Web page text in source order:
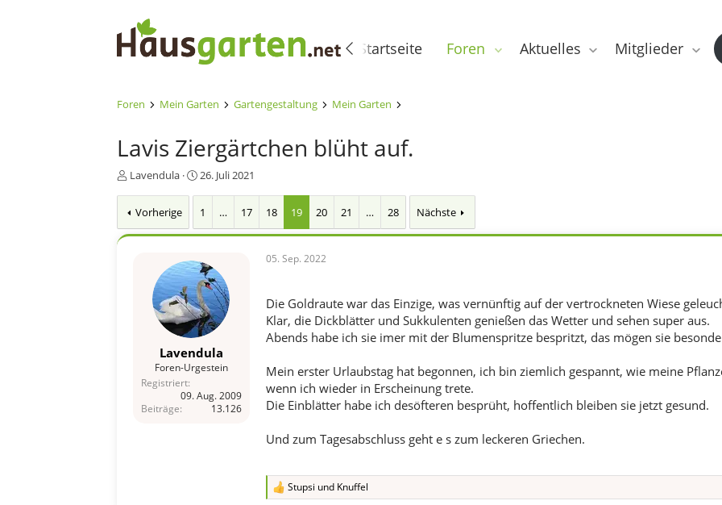
Startseite Foren Aktuelles Mitglieder
Foren Mein Garten Gartengestaltung Mein Garten
Lavis Ziergärtchen blüht auf.
E
t
e
Lavendula
E
t
e
l
t
a
m
26. Juli 2021
Vorherige 1 … 17 18 19 20 21 … 28 Nächste
Lavendula
Foren-Urgestein
Registriert
09. Aug. 2009
Beiträge
13.126
05. Sep. 2022
Die Goldraute war das Einzige, was vernünftig auf der vertrockneten Wiese
Klar, die Dickblätter und Sukkulenten genießen das Wetter und sehen super aus.
Abends habe ich sie imer mit der Blumenspritze bespritzt, das mögen sie
Mein erster Urlaubstag hat begonnen, ich bin ziemlich gespannt, wie meine
wenn ich wieder in Erscheinung trete.
Die Einblätter habe ich desöfteren besprüht, hoffentlich bleiben sie jetzt gesund.
Und zum Tagesabschluss geht e s zum leckeren Griechen.
R
Stupsi und Knuffel